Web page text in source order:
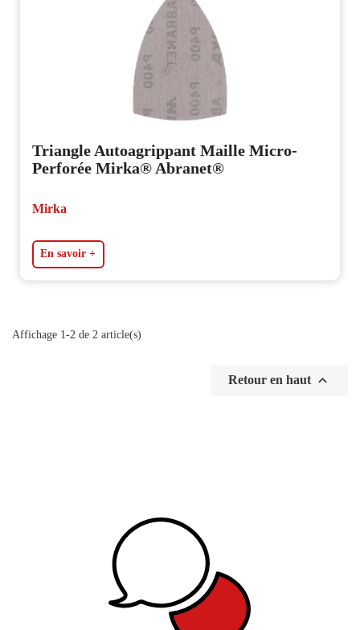
Triangle Autoagrippant Maille Micro-
Perforée Mirka® Abranet®
Mirka
En savoir +
Affichage 1-2 de 2 article(s)
Retour en haut 